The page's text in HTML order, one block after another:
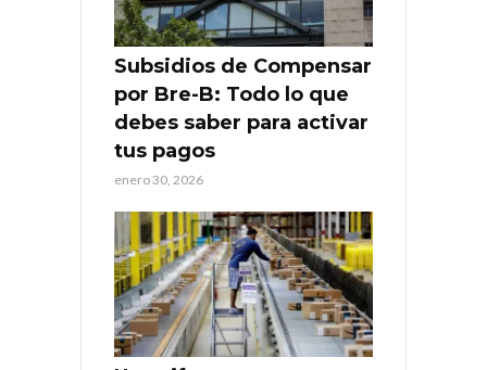
Subsidios de Compensar
por Bre-B: Todo lo que
debes saber para activar
tus pagos
enero 30, 2026